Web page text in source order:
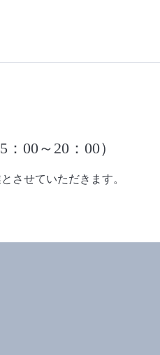
00～20：00）
させていただきます。